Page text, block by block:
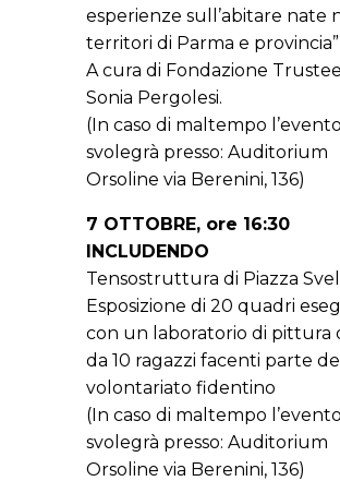
esperienze sull’abitare nate
territori di Parma e provincia”
A cura di Fondazione
Sonia Pergolesi.
(In caso di maltempo
svolegrà presso: Auditorium
Orsoline via Berenini, 136)
7 OTTOBRE, ore 16:30
INCLUDENDO
Tensostruttura di Piazza
Esposizione di 20 quadri
con un laboratorio di pittura
da 10 ragazzi facenti parte del
volontariato fidentino
(In caso di maltempo
svolegrà presso: Auditorium
Orsoline via Berenini, 136)